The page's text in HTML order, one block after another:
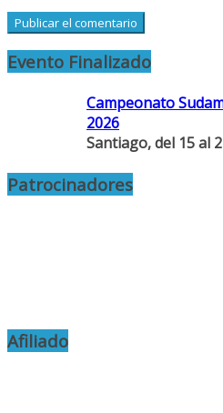
Evento Finalizado
Campeonato
2026
Santiago, del 15 al
Patrocinadores
Afiliado